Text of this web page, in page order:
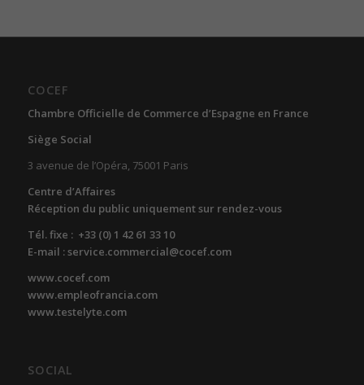
COCEF
Chambre Officielle de Commerce d’Espagne en France
Siège Social
3 avenue de l’Opéra, 75001 Paris
Centre d’Affaires
Réception du public uniquement sur rendez-vous
Tél. fixe : +33 (0) 1 42 61 33 10
E-mail : service.commercial@cocef.com
www.cocef.com
www.empleofrancia.com
www.testelyte.com
SOCIAL